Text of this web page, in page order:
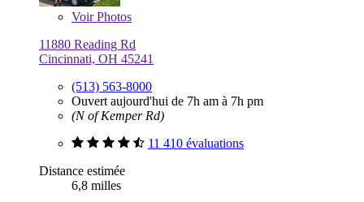
VoirPhotos
11880 Reading Rd
Cincinnati, OH 45241
(513) 563-8000
Ouvert aujourd'hui de 7h am à 7h pm
(N of Kemper Rd)
11 410 évaluations
Distance estimée
6,8 milles